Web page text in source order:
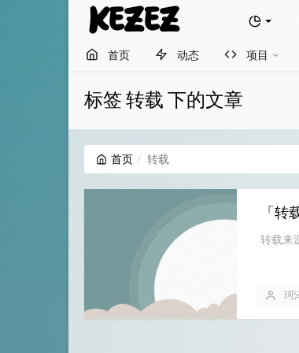
KEZEZ
首页 动态 项目
标签 转载 下的文章
首页 转载
「
转载来
珂